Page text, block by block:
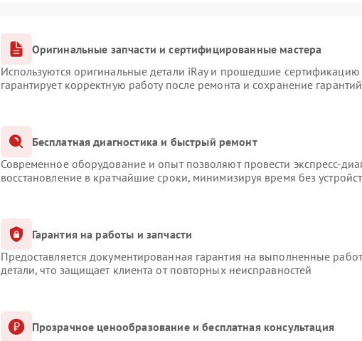
Оригинальные запчасти и сертифицированные мастера
Используются оригинальные детали iRay и прошедшие сертификацию
гарантирует корректную работу после ремонта и сохранение
Бесплатная диагностика и быстрый ремонт
Современное оборудование и опыт позволяют провести экспресс-
восстановление в кратчайшие сроки, минимизируя время без
Гарантия на работы и запчасти
Предоставляется документированная гарантия на выполненные
детали, что защищает клиента от повторных неисправностей
Прозрачное ценообразование и бесплатная консультация